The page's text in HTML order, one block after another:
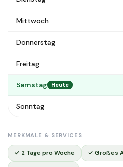
Mittwoch
Donnerstag
Freitag
Samstag Heute
Sonntag
MERKMALE & SERVICES
✓ 2 Tage pro Woche ✓ Großes